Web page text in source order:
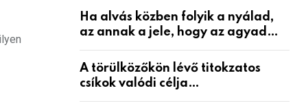
Ha alvás közben folyik a nyálad,
az annak a jele, hogy az agyad…
A törülközőkön lévő titokzatos
csíkok valódi célja…